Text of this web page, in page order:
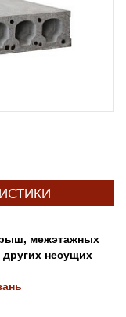
межэтажных
несущих